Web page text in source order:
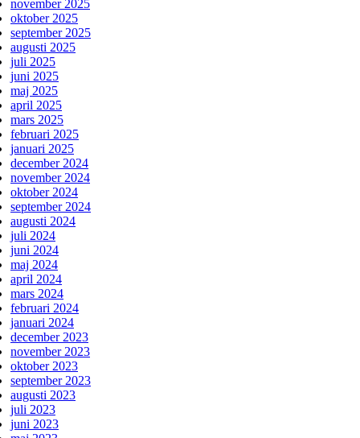
november 2025
oktober 2025
september 2025
augusti 2025
juli 2025
juni 2025
maj 2025
april 2025
mars 2025
februari 2025
januari 2025
december 2024
november 2024
oktober 2024
september 2024
augusti 2024
juli 2024
juni 2024
maj 2024
april 2024
mars 2024
februari 2024
januari 2024
december 2023
november 2023
oktober 2023
september 2023
augusti 2023
juli 2023
juni 2023